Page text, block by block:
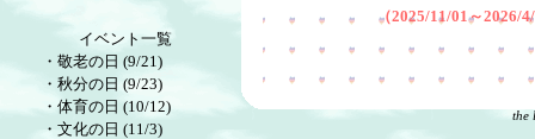
イベント一覧
・ 敬老の日 (9/21)
・ 秋分の日 (9/23)
・ 体育の日 (10/12)
・ 文化の日 (11/3)
（2025/11/01～2026/
the